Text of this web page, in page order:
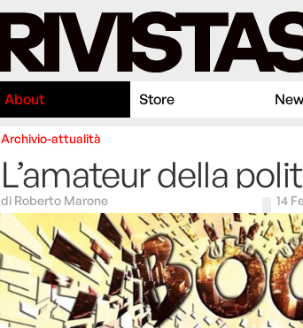
About Store
Archivio-attualità
L’amateur della
di Roberto Marone 14